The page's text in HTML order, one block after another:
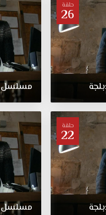
حلقة
26
مسلسل
حلقة
22
مسلسل